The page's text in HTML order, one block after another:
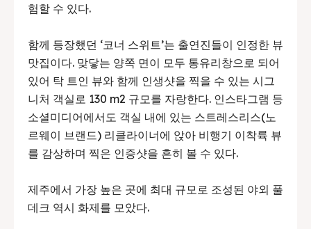
험할 수 있다.
함께 등장했던 ‘코너 스위트’는 출연진들이 인정한 뷰
맛집이다. 맞닿는 양쪽 면이 모두 통유리창으로 되어
있어 탁 트인 뷰와 함께 인생샷을 찍을 수 있는 시그
니처 객실로 130 m2 규모를 자랑한다. 인스타그램 등
소셜미디어에서도 객실 내에 있는 스트레스리스(노
르웨이 브랜드) 리클라이너에 앉아 비행기 이착륙 뷰
를 감상하며 찍은 인증샷을 흔히 볼 수 있다.
제주에서 가장 높은 곳에 최대 규모로 조성된 야외 풀
데크 역시 화제를 모았다.